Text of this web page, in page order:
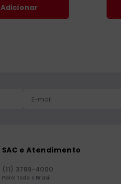
Adicionar
SAC e Atendimento
(11) 3789-4000
Para todo o Brasil